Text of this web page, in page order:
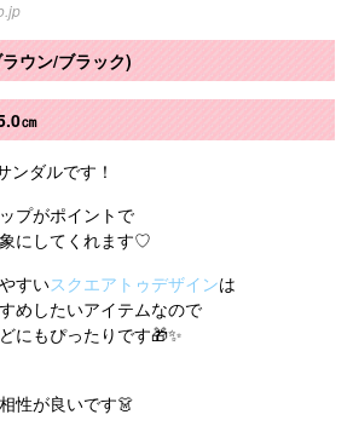
ウン/ブラック)
㎝
ンダルです！
プがポイントで
にしてくれます♡
すいスクエアトゥデザインは
めしたいアイテムなので
にもぴったりです🎁✨
性が良いです👗